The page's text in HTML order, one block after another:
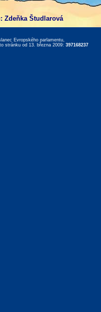
Zdeňka Študlarová
Evropského parlamentu,
stránku od 13. března 2009: 397168237